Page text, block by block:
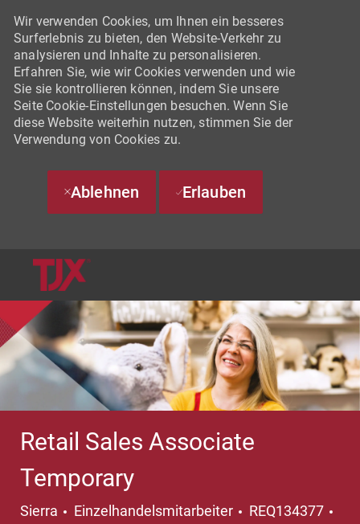
Wir verwenden Cookies, um Ihnen ein besseres
Surferlebnis zu bieten, den Website-Verkehr zu
analysieren und Inhalte zu personalisieren.
Erfahren Sie, wie wir Cookies verwenden und wie
Sie sie kontrollieren können, indem Sie unsere
Seite Cookie-Einstellungen besuchen. Wenn Sie
diese Website weiterhin nutzen, stimmen Sie der
Verwendung von Cookies zu.
Ablehnen Erlauben
Retail Sales Associate
Temporary
Sierra Kategorie
Einzelhandelsmitarbeiter REQ134377